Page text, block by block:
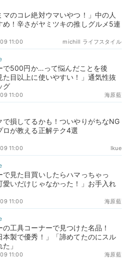
マのコレ絶対ウマいやつ！」中の人
め！辛さがヤミツキの推しグルメ5連
michill ライフスタイル
11:00
で500円か…って悩んだことを後
た目以上に使いやすい！」通気性抜
グ
海原藍
11:00
で損してるかも！ついやりがちなNG
ロが教える正解テク4選
Ikue
11:00
で見た目買いしたらハマっちゃっ
愛いだけじゃなかった！」お手入れ
海原藍
11:00
の工具コーナーで見つけた名品！
本製で優秀！」「諦めてたのにスル
」
海原藍
11:00